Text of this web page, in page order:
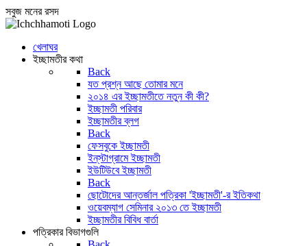
সবুজ মনের রসদ
খেলাঘর
ইচ্ছামতীর কথা
Back
যত প্রশ্ন আছে তোমার মনে
২০১৪ এর ইচ্ছামতীতে নতুন কী কী?
ইচ্ছামতী পরিবার
ইচ্ছামতীর ব্লগ
Back
ফেসবুকে ইচ্ছামতী
ইন্‌স্টাগ্রামে ইচ্ছামতী
ইউটিউবে ইচ্ছামতী
Back
ছোটোদের আন্তর্জাল পত্রিকা 'ইচ্ছামতী'-র ইতিকথা
ওয়েবম্যাগ সেমিনার ২০১৩ তে ইচ্ছামতী
ইচ্ছামতীর বিবিধ বার্তা
পত্রিকার বিভাগগুলি